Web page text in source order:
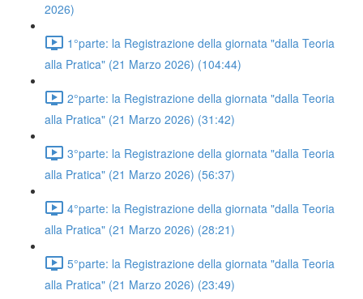
2026)
1°parte: la Registrazione della giornata "dalla Teoria
alla Pratica" (21 Marzo 2026) (104:44)
2°parte: la Registrazione della giornata "dalla Teoria
alla Pratica" (21 Marzo 2026) (31:42)
3°parte: la Registrazione della giornata "dalla Teoria
alla Pratica" (21 Marzo 2026) (56:37)
4°parte: la Registrazione della giornata "dalla Teoria
alla Pratica" (21 Marzo 2026) (28:21)
5°parte: la Registrazione della giornata "dalla Teoria
alla Pratica" (21 Marzo 2026) (23:49)